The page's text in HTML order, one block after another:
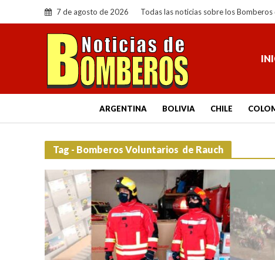
7 de agosto de 2026 Todas las noticias sobre los Bomberos
ARGENTINA BOLIVIA CHILE
Tag - Bomberos Voluntarios de Rauch